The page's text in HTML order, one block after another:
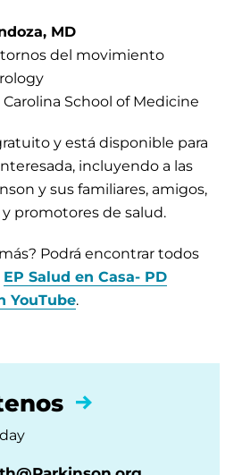
MD
del movimiento
School of Medicine
y está disponible para
incluyendo a las
y sus familiares, amigos,
promotores de salud.
Podrá encontrar todos
EP Salud en Casa- PD
YouTube.